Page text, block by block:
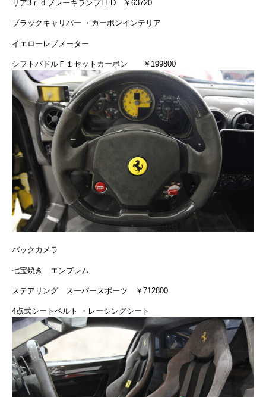
リア3ｒｄブレーキランプLED ￥63720
ブラックキャリパー ・カーボンインテリア
イエローレブメーター
シフトパドルＦ１セットカーボン ￥199800
バックカメラ
七宝焼き エンブレム
ステアリング スーパースポーツ ￥712800
4点式シートベルト ・レーシングシート